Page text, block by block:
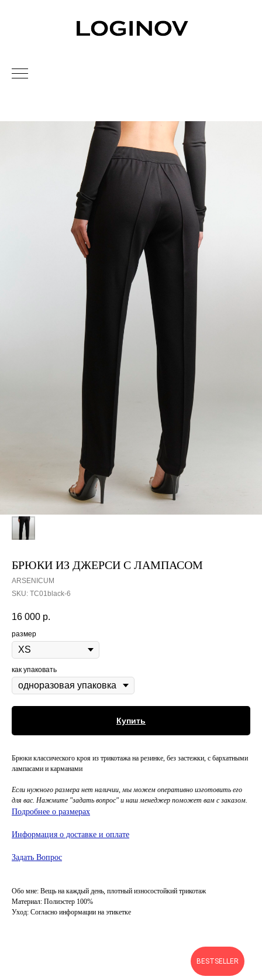
БРЮКИ ИЗ ДЖЕРСИ С ЛАМПАСОМ
ARSENICUM
SKU: TC01black-6
16 000 р.
размер
как упаковать
Купить
Брюки классического кроя из трикотажа на резинке, без застежки, с бархатными
лампасами и карманами
Если нужного размера нет наличии, мы можем оперативно изготовить его
для вас. Нажмите "задать вопрос" и наш менеджер поможет вам с заказом.
Подробнее о размерах
Информация о доставке и оплате
Задать Вопрос
Обо мне: Вещь на каждый день, плотный износостойкий трикотаж
Материал: Полиэстер 100%
Уход: Согласно информации на этикетке
BESTSELLER